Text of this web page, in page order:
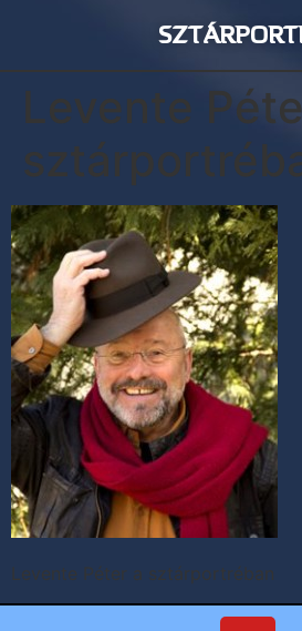
Levente
Levente Péter a sztárportréban